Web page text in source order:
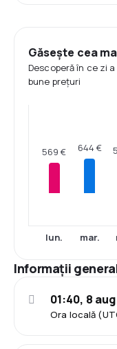
Găsește cea
Descoperă în ce zi
bune prețuri
569 €
lun.
644 €
mar.
Informații
Ora locală
01:40, 8